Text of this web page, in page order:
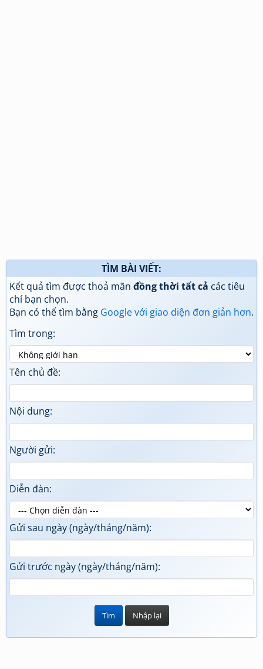
TÌM BÀI VIẾT:
Kết quả tìm được thoả mãn đồng thời tất cả các tiêu
chí bạn chọn.
Bạn có thể tìm bằng Google với giao diện đơn giản hơn.
Tìm trong:
Tên chủ đề:
Nội dung:
Người gửi:
Diễn đàn:
Gửi sau ngày (ngày/tháng/năm):
Gửi trước ngày (ngày/tháng/năm):